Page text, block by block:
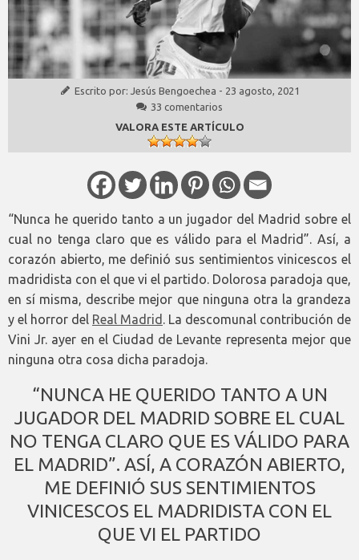
Escrito por: Jesús Bengoechea - 23 agosto, 2021
33 comentarios
VALORA ESTE ARTÍCULO
“Nunca he querido tanto a un jugador del Madrid sobre el
cual no tenga claro que es válido para el Madrid”. Así, a
corazón abierto, me definió sus sentimientos vinicescos el
madridista con el que vi el partido. Dolorosa paradoja que,
en sí misma, describe mejor que ninguna otra la grandeza
y el horror del Real Madrid . La descomunal contribución de
Vini Jr. ayer en el Ciudad de Levante representa mejor que
ninguna otra cosa dicha paradoja.
“NUNCA HE QUERIDO TANTO A UN
JUGADOR DEL MADRID SOBRE EL CUAL
NO TENGA CLARO QUE ES VÁLIDO PARA
EL MADRID”. ASÍ, A CORAZÓN ABIERTO,
ME DEFINIÓ SUS SENTIMIENTOS
VINICESCOS EL MADRIDISTA CON EL
QUE VI EL PARTIDO